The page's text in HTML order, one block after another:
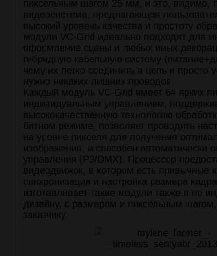
пиксельным шагом 25 мм, и это, видимо,
видеосистема, предлагающая
высокий уровень качества и простоту
модули VC-Grid идеально подходят для
оформление сцены и любых иных
гибридную кабельную систему
чему их легко соединить в цепь и просто
нужно никаких лишних проводов.
Каждый модуль VC-Grid имеет 64 ярких
индивидуальным управлением,
высококачественную технологию
битном режиме, позволяет проводить
на уровне пикселя для получения
изображения, и способен автоматически
управления (P3/DMX). Процессор
видеодвижок, в котором есть привычные
синхронизация и настройка размера
изготавливает такие модули также и по
дизайну, с размером и пиксельным
заказчику.